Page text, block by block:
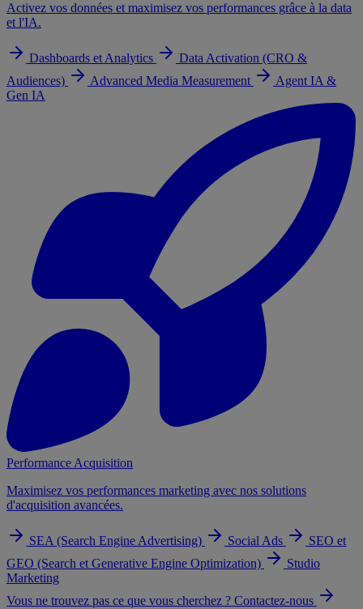
Activez vos données et maximisez vos performances grâce à la data
et l'IA.
Dashboards et Analytics
Data Activation (CRO &
Audiences)
Advanced Media Measurement
Agent IA &
Gen IA
Performance Acquisition
Maximisez vos performances marketing avec nos solutions
d'acquisition avancées.
SEA (Search Engine Advertising) Social Ads
SEO et
GEO (Search et Generative Engine Optimization)
Studio
Marketing
Vous ne trouvez pas ce que vous cherchez ? Contactez-nous